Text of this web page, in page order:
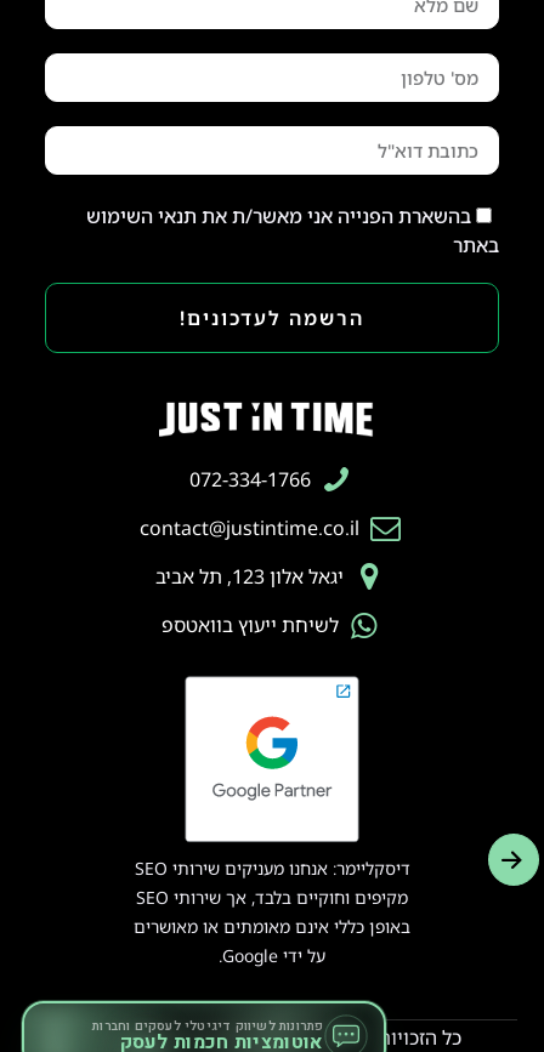
072-334-1766
contact@justintime.co.il
יגאל אלון 123, תל אביב
לשיחת ייעוץ בוואטספ
דיסקליימר: אנחנו מעניקים שירותי SEO
מקיפים וחוקיים בלבד, אך שירותי SEO
באופן כללי אינם מאומתים או מאושרים
על ידי Google.
בהשארת הפנייה אני מאשר/ת את תנאי השימוש
באתר
הרשמה לעדכונים!
כל הזכויות שמורות לחברת Just In Time קידום
פתרונות לשיווק דיגיטלי לעסקים וחברות
אוטומציות חכמות לעסק